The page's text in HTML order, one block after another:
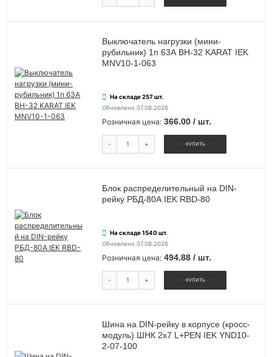
Выключатель нагрузки (мини-
рубильник) 1п 63А ВН-32 KARAT IEK
MNV10-1-063
На складе 257 шт.
Обновлено 07.08.2026
Розничная цена: 366.00 / шт.
- + КУПИТЬ
Блок распределительный на DIN-
рейку РБД-80А IEK RBD-80
На складе 1540 шт.
Обновлено 07.08.2026
Розничная цена: 494.88 / шт.
- + КУПИТЬ
Шина на DIN-рейку в корпусе (кросс-
модуль) ШНК 2х7 L+PEN IEK YND10-
2-07-100